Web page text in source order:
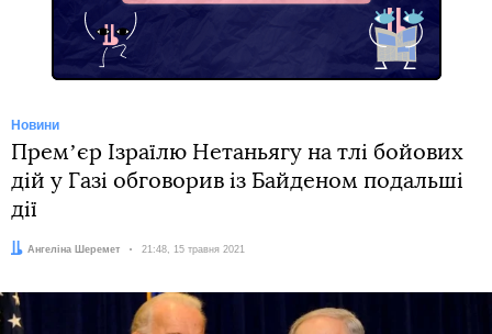
Новини
Премʼєр Ізраїлю Нетаньягу на тлі бойових
дій у Газі обговорив із Байденом подальші
дії
Автор:
Ангеліна Шеремет Дата:
21:48, 15 травня 2021